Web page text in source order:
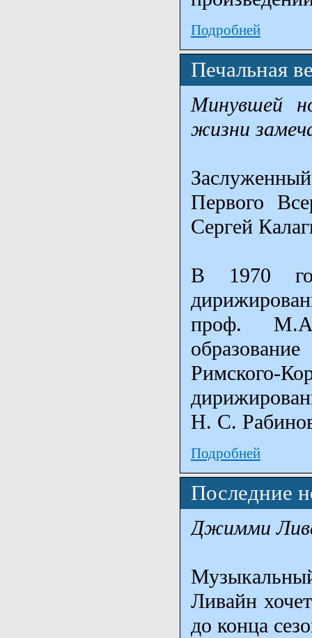
Подробней
Печальная
Минувшей
жизни
Первого
Сергей
В 1970
проф.
Римского-
Н. С.
Подробней
Последние
Джимми
Ливайн
до конца